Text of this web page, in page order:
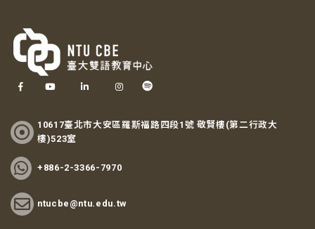
10617臺北市大安區羅斯福路四段1號 敬賢樓(第二行政大
樓)523室
+886-2-3366-7970
ntucbe@ntu.edu.tw